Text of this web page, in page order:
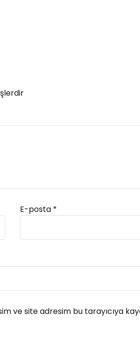
E-posta *
ve site adresim bu tarayıcıya